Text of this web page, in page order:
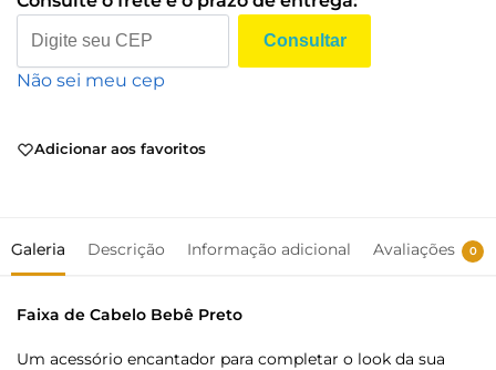
Consultar
Não sei meu cep
Adicionar aos favoritos
Galeria Descrição Informação adicional Avaliações 0
Faixa de Cabelo Bebê Preto
Um acessório encantador para completar o look da sua